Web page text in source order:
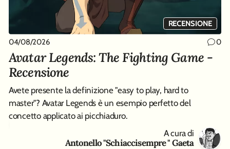
RECENSIONE
04/08/2026 0
Avatar Legends: The Fighting Game -
Recensione
Avete presente la definizione "easy to play, hard to
master"? Avatar Legends è un esempio perfetto del
concetto applicato ai picchiaduro.
A cura di
Antonello "Schiaccisempre " Gaeta